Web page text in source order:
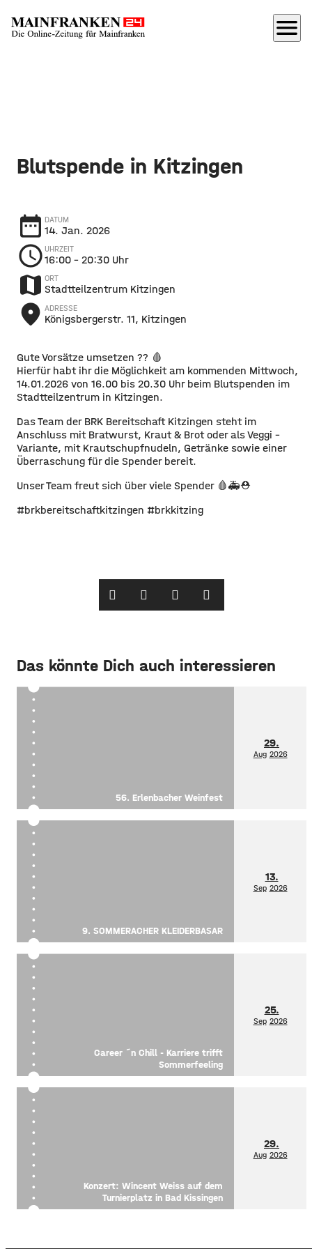
menu
Blutspende in Kitzingen
date_range DATUM
14. Jan. 2026
schedule UHRZEIT
16:00 – 20:30 Uhr
map ORT
Stadtteilzentrum Kitzingen
place ADRESSE
Königsbergerstr. 11, Kitzingen
Gute Vorsätze umsetzen ?? 🩸
Hierfür habt ihr die Möglichkeit am kommenden Mittwoch,
14.01.2026 von 16.00 bis 20.30 Uhr beim Blutspenden im
Stadtteilzentrum in Kitzingen.
Das Team der BRK Bereitschaft Kitzingen steht im
Anschluss mit Bratwurst, Kraut & Brot oder als Veggi –
Variante, mit Krautschupfnudeln, Getränke sowie einer
Überraschung für die Spender bereit.
Unser Team freut sich über viele Spender 🩸🚑⛑️
#brkbereitschaftkitzingen #brkkitzing
Das könnte Dich auch interessieren
56. Erlenbacher Weinfest
29.
Aug 2026
9. SOMMERACHER KLEIDERBASAR
13.
Sep 2026
Career ´n Chill - Karriere trifft
Sommerfeeling
25.
Sep 2026
Konzert: Wincent Weiss auf dem
Turnierplatz in Bad Kissingen
29.
Aug 2026